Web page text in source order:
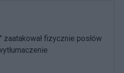
zaatakował fizycznie posłów